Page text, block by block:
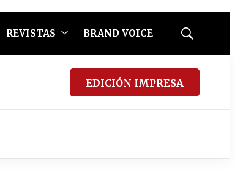
REVISTAS BRAND VOICE
Mostrar
EDICIÓN IMPRESA